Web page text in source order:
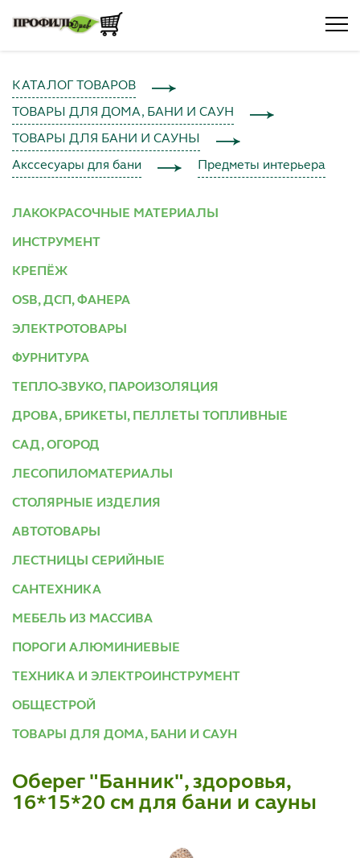
КАТАЛОГ ТОВАРОВ
ТОВАРЫ ДЛЯ ДОМА, БАНИ И САУН
ТОВАРЫ ДЛЯ БАНИ И САУНЫ
Акссесуары для бани Предметы интерьера
ЛАКОКРАСОЧНЫЕ МАТЕРИАЛЫ
ИНСТРУМЕНТ
КРЕПЁЖ
OSB, ДСП, ФАНЕРА
ЭЛЕКТРОТОВАРЫ
ФУРНИТУРА
ТЕПЛО-ЗВУКО, ПАРОИЗОЛЯЦИЯ
ДРОВА, БРИКЕТЫ, ПЕЛЛЕТЫ ТОПЛИВНЫЕ
САД, ОГОРОД
ЛЕСОПИЛОМАТЕРИАЛЫ
СТОЛЯРНЫЕ ИЗДЕЛИЯ
АВТОТОВАРЫ
ЛЕСТНИЦЫ СЕРИЙНЫЕ
САНТЕХНИКА
МЕБЕЛЬ ИЗ МАССИВА
ПОРОГИ АЛЮМИНИЕВЫЕ
ТЕХНИКА И ЭЛЕКТРОИНСТРУМЕНТ
ОБЩЕСТРОЙ
ТОВАРЫ ДЛЯ ДОМА, БАНИ И САУН
Оберег "Банник", здоровья,
16*15*20 см для бани и сауны